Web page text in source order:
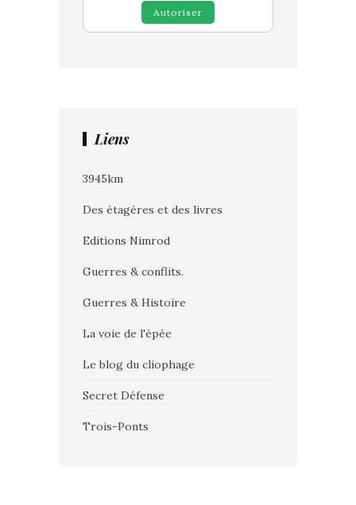
Autoriser
Liens
3945km
Des étagères et des livres
Editions Nimrod
Guerres & conflits.
Guerres & Histoire
La voie de l'épée
Le blog du cliophage
Secret Défense
Trois-Ponts